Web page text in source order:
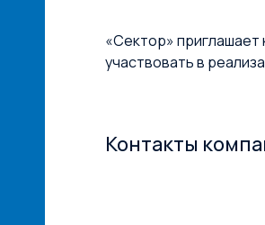
«Сектор» приглашает
участвовать в
Контакты